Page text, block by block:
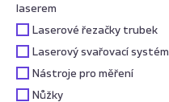
laserem
Laserové řezačky trubek
Laserový svařovací systém
Nástroje pro měření
Nůžky